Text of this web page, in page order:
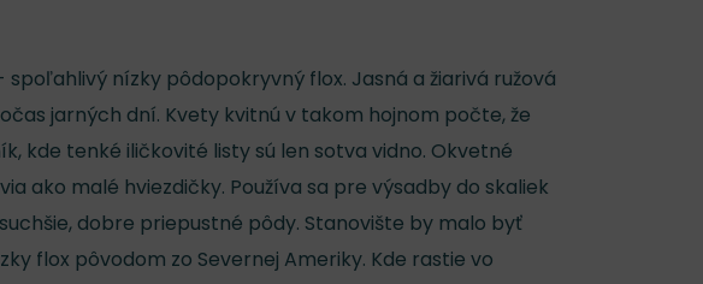
spoľahlivý nízky pôdopokryvný flox. Jasná a žiarivá ružová
jarných dní. Kvety kvitnú v takom hojnom počte, že
kde tenké iličkovité listy sú len sotva vidno. Okvetné
ako malé hviezdičky. Používa sa pre výsadby do skaliek
dobre priepustné pôdy. Stanovište by malo byť
flox pôvodom zo Severnej Ameriky. Kde rastie vo